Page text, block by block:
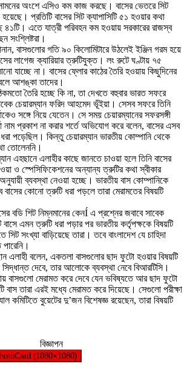
অংশে এসিও কম কাজ করছে। বাসের ভেতরে সিট
প্রতিটি বাসের সিট ক্যাপাসিটি ৫১ হওয়ার কথা
৪১টি। এতে যাত্রী পরিবহন কম হওয়ায় সরকারের রাজস্ব
সংশ্লিষ্টরা।
বাসগুলোর গতি ৯০ কিলোমিটারে উঠলেই ইঞ্জিন গরম হয়ে
লাগেজ ক্যারিয়ার ত্রুটিযুক্ত। লং রুটে ঘণ্টায় ৭৫
যাচ্ছে না। বাসের ফ্লোর কাঠের তৈরি হওয়ায় কিছুদিনের
আশঙ্কা তাদের।
তৈরি হচ্ছে কি না, তা দেখতে বহুবার ভারত সফরে
চেয়ারম্যান ফরিদ আহমেদ ভূঁইয়া। সেসব সফরে তিনি
সঙ্গে নিয়ে যেতেন। সে সময় চেয়ারম্যানের সফরসঙ্গী
নাম প্রকাশ না করার শর্তে অভিযোগ করে বলেন, বাসের এসব
পড়েছিল। কিন্তু চেয়ারম্যান ভারতীয় কোম্পানি থেকে
তোলেননি।
এহছানে এলাহীর কাছে জানতে চাওয়া হলে তিনি বাসের
ও স্পেসিফিকেশনের অন্যান্য ত্রুটির কথা স্বীকার
ব্যবস্থা নেওয়া হচ্ছে। ভারতীয় বাস কোম্পানিকে
কোনো ত্রুটি ধরা পড়লে তারা মেরামতের বিষয়টি
বডি শিট নিম্নমানের কেনÍ এ প্রশ্নের জবাবে সাবেক
বাসে এমন ত্রুটি ধরা পড়ার পর ভারতীয় কর্তৃপক্ষকে বিষয়টি
সংখ্যা বাড়িয়েছে তারা। তবে বাংলাদেশ যে চাহিদা
এলাহী বলেন, একতলা বাসগুলোর ছাদ ফুটো হওয়ার বিষয়টি
সিদ্ধান্ত দেবে, তার আলোকে ব্যবস্থা নেবে বিআরটিসি।
বাসগুলো মেরামত করে দেবে যেন ভবিষ্যতে আর ছাদ ফুটো
বাস তারা এরই মধ্যে মেরামত করে দিয়েছে। সেগুলো পরীক্ষা
কমিটিতে বুয়েটের দু’জন বিশেষজ্ঞ রয়েছেন, তারা বিষয়টি
বিজ্ঞাপন
(1080×1080)